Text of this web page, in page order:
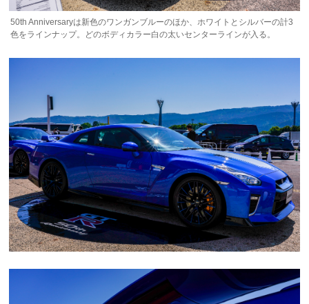
50th Anniversaryは新色のワンガンブルーのほか、ホワイトとシルバーの計3
色をラインナップ。どのボディカラー白の太いセンターラインが入る。